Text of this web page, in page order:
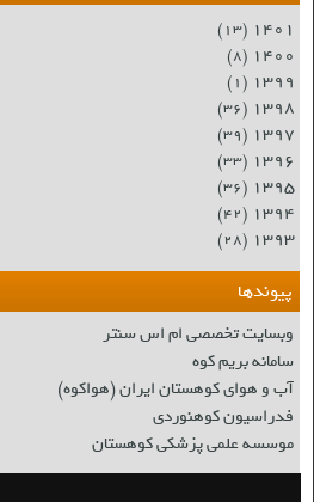
۱۴۰۱ (۱۳)
۱۴۰۰ (۸)
۱۳۹۹ (۱)
۱۳۹۸ (۳۶)
۱۳۹۷ (۳۹)
۱۳۹۶ (۳۳)
۱۳۹۵ (۳۶)
۱۳۹۴ (۴۲)
۱۳۹۳ (۲۸)
پیوندها
وبسایت تخصصی ام اس سنتر
سامانه بریم کوه
آب و هوای کوهستان ایران (هواکوه)
فدراسیون کوهنوردی
موسسه علمی پزشکی کوهستان